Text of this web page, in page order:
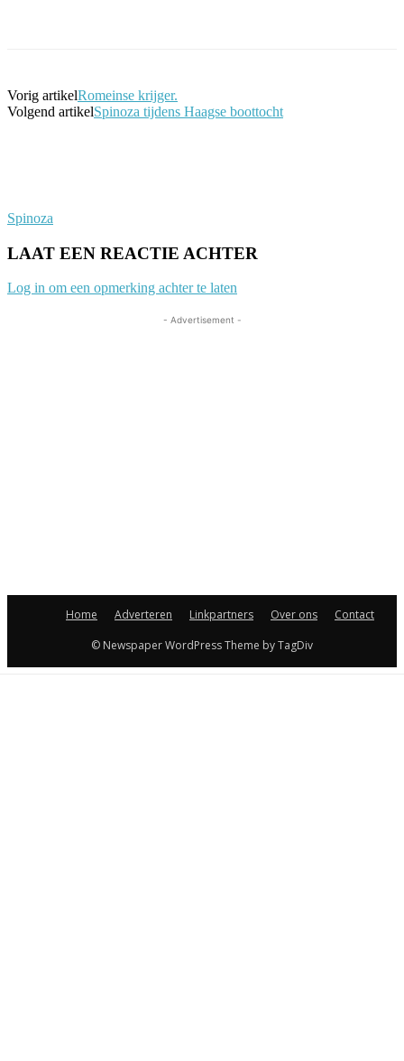
Vorig artikelRomeinse krijger.
Volgend artikelSpinoza tijdens Haagse boottocht
Spinoza
LAAT EEN REACTIE ACHTER
Log in om een opmerking achter te laten
- Advertisement -
Home Adverteren Linkpartners Over ons
Contact
© Newspaper WordPress Theme by TagDiv